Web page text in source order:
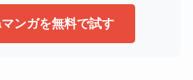
ンガを無料で試す